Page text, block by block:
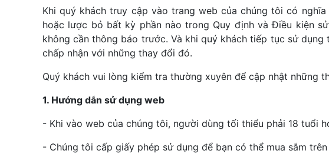
Khi quý khách truy cập vào trang web của chúng tôi có
hoặc lược bỏ bất kỳ phần nào trong Quy định và Điều kiện
không cần thông báo trước. Và khi quý khách tiếp tục sử
chấp nhận với những thay đổi đó.
Quý khách vui lòng kiểm tra thường xuyên để cập nhật những
1. Hướng dẫn sử dụng web
- Khi vào web của chúng tôi, người dùng tối thiểu phải 18 tuổi
- Chúng tôi cấp giấy phép sử dụng để bạn có thể mua sắm